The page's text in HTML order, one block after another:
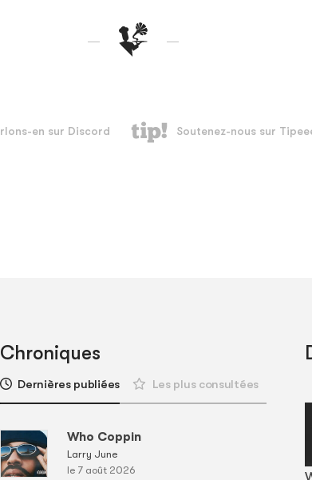
Chroniques
Dernières publiées Les plus consultées
Who Coppin
Larry June
le 7 août 2026